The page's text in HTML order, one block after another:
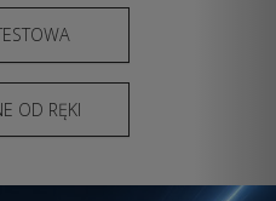
OD RĘKI